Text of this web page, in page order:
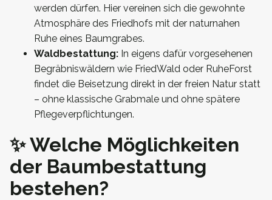
werden dürfen. Hier vereinen sich die gewohnte
Atmosphäre des Friedhofs mit der naturnahen
Ruhe eines Baumgrabes.
Waldbestattung: In eigens dafür vorgesehenen
Begräbniswäldern wie FriedWald oder RuheForst
findet die Beisetzung direkt in der freien Natur statt
– ohne klassische Grabmale und ohne spätere
Pflegeverpflichtungen.
✨ Welche Möglichkeiten
der Baumbestattung
bestehen?